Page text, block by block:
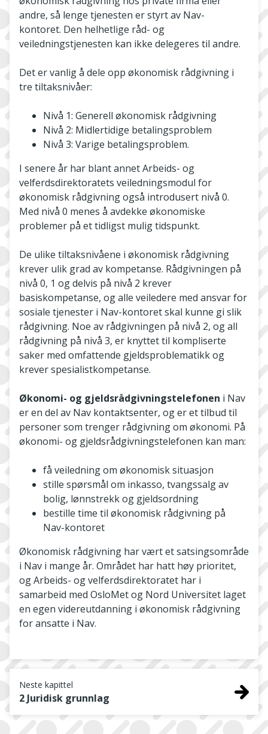
andre, så lenge tjenesten er styrt av Nav-
kontoret. Den helhetlige råd- og
veiledningstjenesten kan ikke delegeres til andre.
Det er vanlig å dele opp økonomisk rådgivning i
tre tiltaksnivåer:
Nivå 1: Generell økonomisk rådgivning
Nivå 2: Midlertidige betalingsproblem
Nivå 3: Varige betalingsproblem.
I senere år har blant annet Arbeids- og
velferdsdirektoratets veiledningsmodul for
økonomisk rådgivning også introdusert nivå 0.
Med nivå 0 menes å avdekke økonomiske
problemer på et tidligst mulig tidspunkt.
De ulike tiltaksnivåene i økonomisk rådgivning
krever ulik grad av kompetanse. Rådgivningen på
nivå 0, 1 og delvis på nivå 2 krever
basiskompetanse, og alle veiledere med ansvar for
sosiale tjenester i Nav-kontoret skal kunne gi slik
rådgivning. Noe av rådgivningen på nivå 2, og all
rådgivning på nivå 3, er knyttet til kompliserte
saker med omfattende gjeldsproblematikk og
krever spesialistkompetanse.
Økonomi- og gjeldsrådgivningstelefonen i Nav
er en del av Nav kontaktsenter, og er et tilbud til
personer som trenger rådgivning om økonomi. På
økonomi- og gjeldsrådgivningstelefonen kan man:
få veiledning om økonomisk situasjon
stille spørsmål om inkasso, tvangssalg av
bolig, lønnstrekk og gjeldsordning
bestille time til økonomisk rådgivning på
Nav-kontoret
Økonomisk rådgivning har vært et satsingsområde
i Nav i mange år. Området har hatt høy prioritet,
og Arbeids- og velferdsdirektoratet har i
samarbeid med OsloMet og Nord Universitet laget
en egen videreutdanning i økonomisk rådgivning
for ansatte i Nav.
Neste kapittel
2 Juridisk grunnlag